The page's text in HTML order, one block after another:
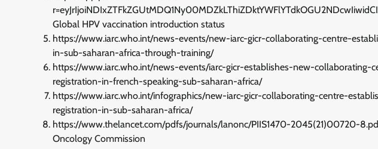
Global HPV vaccination introduction status
https://www.iarc.who.int/news-events/new-iarc-gicr-collaborating-centre-
in-sub-saharan-africa-through-training/
https://www.iarc.who.int/news-events/iarc-gicr-establishes-new-
registration-in-french-speaking-sub-saharan-africa/
https://www.iarc.who.int/infographics/new-iarc-gicr-collaborating-centre-
registration-in-sub-saharan-africa/
https://www.thelancet.com/pdfs/journals/lanonc/PIIS1470-2045(21)00720-
Oncology Commission